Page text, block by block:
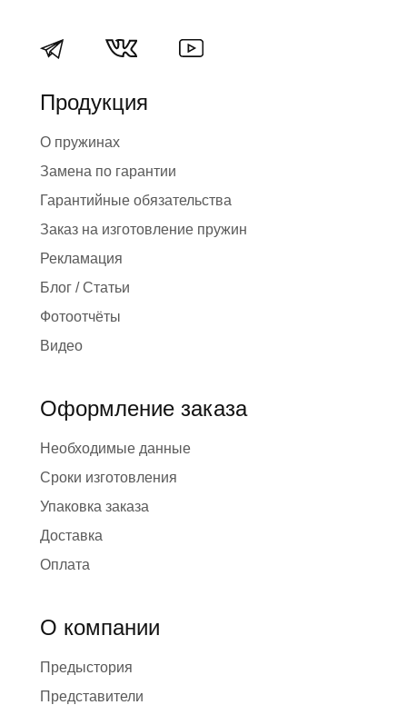
Продукция
О пружинах
Замена по гарантии
Гарантийные обязательства
Заказ на изготовление пружин
Рекламация
Блог / Статьи
Фотоотчёты
Видео
Оформление заказа
Необходимые данные
Сроки изготовления
Упаковка заказа
Доставка
Оплата
О компании
Предыстория
Представители